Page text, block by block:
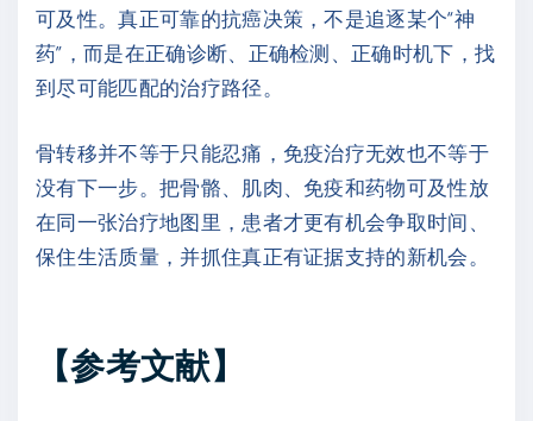
可及性。真正可靠的抗癌决策，不是追逐某个“神
药”，而是在正确诊断、正确检测、正确时机下，找
到尽可能匹配的治疗路径。
骨转移并不等于只能忍痛，免疫治疗无效也不等于
没有下一步。把骨骼、肌肉、免疫和药物可及性放
在同一张治疗地图里，患者才更有机会争取时间、
保住生活质量，并抓住真正有证据支持的新机会。
【参考文献】